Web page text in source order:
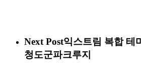
Next Post익스트림 복합 테
청도군파크루지